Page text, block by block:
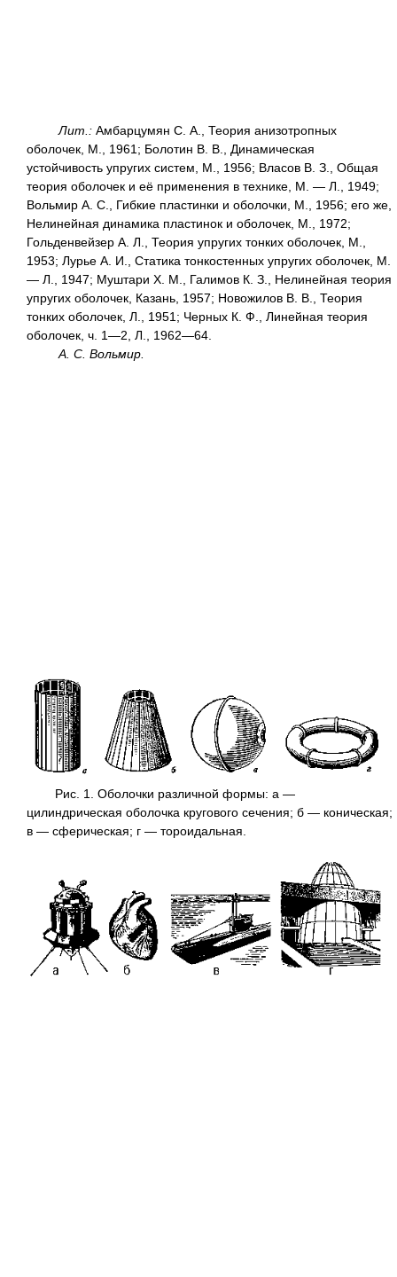
Лит.: Амбарцумян С. А., Теория анизотропных
оболочек, М., 1961; Болотин В. В., Динамическая
устойчивость упругих систем, М., 1956; Власов В. З., Общая
теория оболочек и её применения в технике, М. — Л., 1949;
Вольмир А. С., Гибкие пластинки и оболочки, М., 1956; его же,
Нелинейная динамика пластинок и оболочек, М., 1972;
Гольденвейзер А. Л., Теория упругих тонких оболочек, М.,
1953; Лурье А. И., Статика тонкостенных упругих оболочек, М.
— Л., 1947; Муштари Х. М., Галимов К. З., Нелинейная теория
упругих оболочек, Казань, 1957; Новожилов В. В., Теория
тонких оболочек, Л., 1951; Черных К. Ф., Линейная теория
оболочек, ч. 1—2, Л., 1962—64.
А. С. Вольмир.
Рис. 1. Оболочки различной формы: а —
цилиндрическая оболочка кругового сечения; б — коническая;
в — сферическая; г — тороидальная.